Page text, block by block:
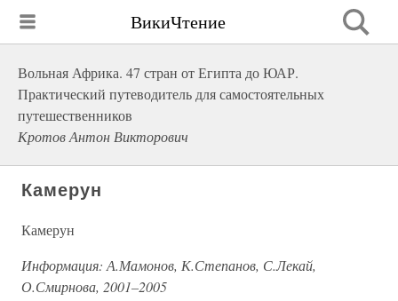
ВикиЧтение
Вольная Африка. 47 стран от Египта до ЮАР.
Практический путеводитель для самостоятельных
путешественников
Кротов Антон Викторович
Камерун
Камерун
Информация: А.Мамонов, К.Степанов, С.Лекай,
О.Смирнова, 2001–2005